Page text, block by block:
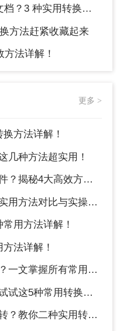
方法，完美保留原文档格式！
方法赶紧收藏起来
法详解！
更多 >
方法详解！
几种方法超实用！
方法，轻松搞定所有场景！
实操指南（附详细表格）！
用方法详解！
法详解！
掌握所有常用方法！
5种常用转换方法！
你二种实用转换方法！